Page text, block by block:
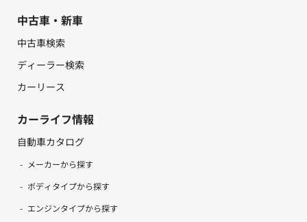
中古車・新車
中古車検索
ディーラー検索
カーリース
カーライフ情報
自動車カタログ
メーカーから探す
ボディタイプから探す
エンジンタイプから探す